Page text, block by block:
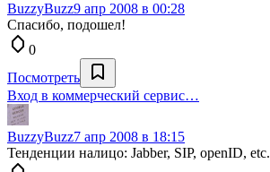
BuzzyBuzz9 апр 2008 в 00:28
Спасибо, подошел!
0
Посмотреть
Вход в коммерческий сервис…
BuzzyBuzz7 апр 2008 в 18:15
Тенденции налицо: Jabber, SIP, openID, etc.